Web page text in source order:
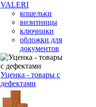
VALERI
кошельки
визитницы
ключники
обложки для
документов
Уценка - товары с
дефектами